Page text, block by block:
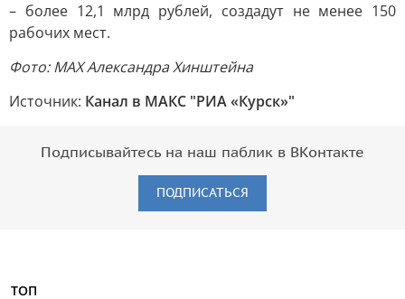
– более 12,1 млрд рублей, создадут не менее 150
рабочих мест.
Фото: MAX Александра Хинштейна
Источник: Канал в МАКС "РИА «Курск»"
Подписывайтесь на наш паблик в ВКонтакте
ПОДПИСАТЬСЯ
ТОП